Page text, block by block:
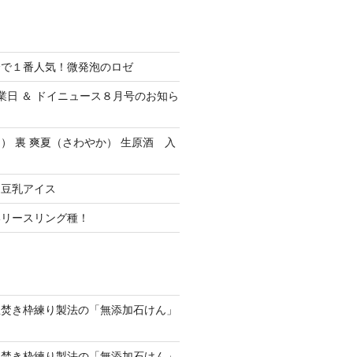
１番人気！微発泡のロゼ
＆ ドイニュース８月号のお知ら
裏 爽夏（さわやか） 生原酒 入
乳アイス
ースリング種！
き枠練り製法の「無添加石けん」